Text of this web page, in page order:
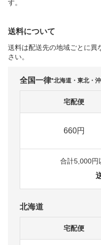
す。
送料について
送料は配送先の地域ごとに異
さい。
全国一律*北海道・東北・
宅配便
660円
合計5,000円
北海道
宅配便